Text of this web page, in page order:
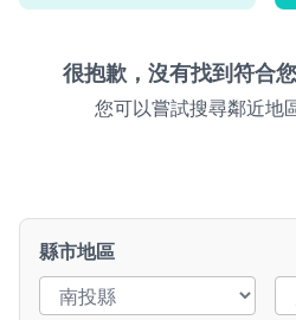
很抱歉，沒有找到符合
您可以嘗試搜尋鄰近地
縣市地區